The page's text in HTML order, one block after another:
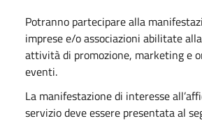
Potranno partecipare alla
imprese e/o associazioni abilitate
attività di promozione, marketing e
eventi.
La manifestazione di interesse
servizio deve essere presentata al